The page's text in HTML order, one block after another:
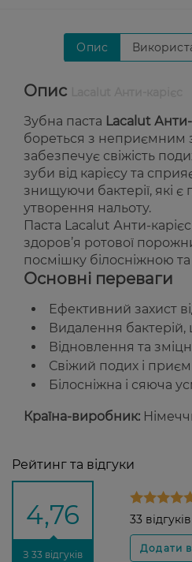
Опис
Опис
Зубна паста Lacalut Анти-
бореться з неприємним
забезпечує свіжість
зуби від карієсу та
знищуючи бактерії, які
утворення нальоту.
Паста Lacalut Анти-
здоров’я ротової
посмішку білосніжною
Основні переваги
Ефективний захист
Видалення бактерій,
Відновлення та
Свіжий подих і
Білосніжна і сяюча
Країна-виробник:
Рейтинг та відгуки
4,76
З 33 відгуків
33 відгуків